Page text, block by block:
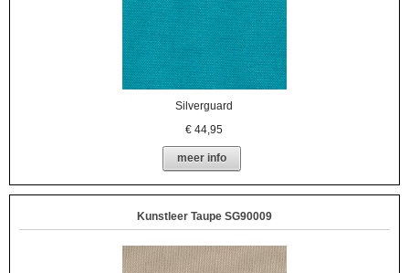
Silverguard
€44,95
meer info
Kunstleer Taupe SG90009